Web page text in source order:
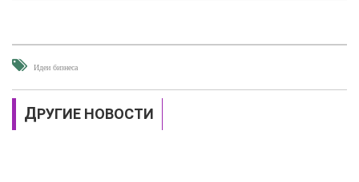
Идеи бизнеса
ДРУГИЕ НОВОСТИ